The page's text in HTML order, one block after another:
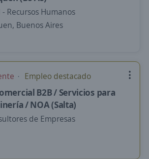
- Recursos Humanos
Buenos Aires
Empleo destacado
B2B / Servicios para
/ NOA (Salta)
de Empresas